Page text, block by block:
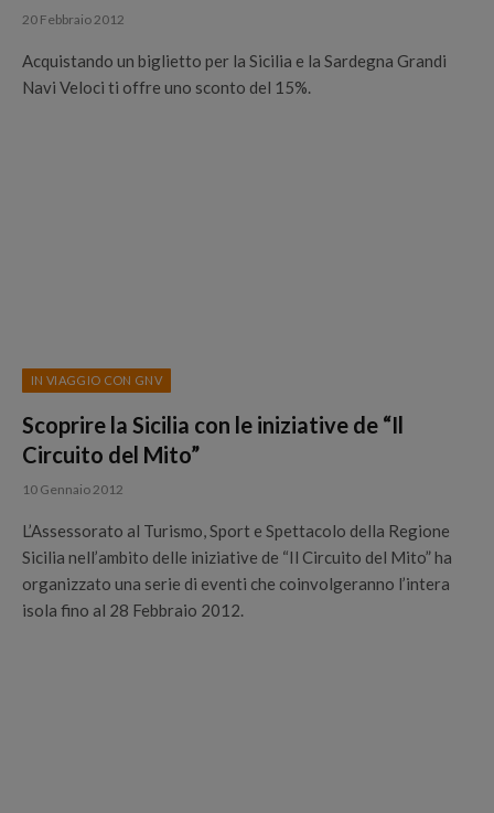
20 Febbraio 2012
Acquistando un biglietto per la Sicilia e la Sardegna Grandi
Navi Veloci ti offre uno sconto del 15%.
IN VIAGGIO CON GNV
Scoprire la Sicilia con le iniziative de “Il
Circuito del Mito”
10 Gennaio 2012
L’Assessorato al Turismo, Sport e Spettacolo della Regione
Sicilia nell’ambito delle iniziative de “Il Circuito del Mito” ha
organizzato una serie di eventi che coinvolgeranno l’intera
isola fino al 28 Febbraio 2012.